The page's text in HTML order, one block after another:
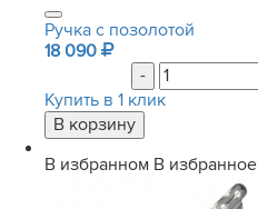
Ручка с позолотой
18 090
-
Купить в 1 клик
В избранном В избранное